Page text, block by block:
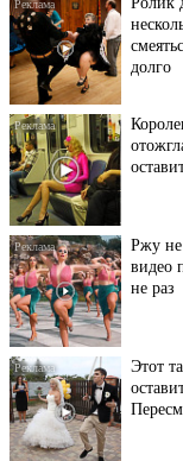
долго
Ржу не
видео
не раз
Этот